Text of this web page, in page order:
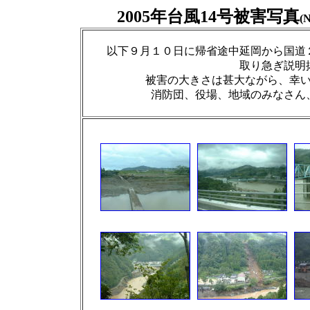
2005年台風14号被害写真
以下９月１０日に帰省途中延岡から国
取り急ぎ説明
被害の大きさは甚大ながら、幸
消防団、役場、地域のみなさ